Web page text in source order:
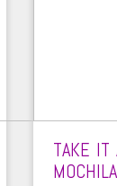
TAKE IT